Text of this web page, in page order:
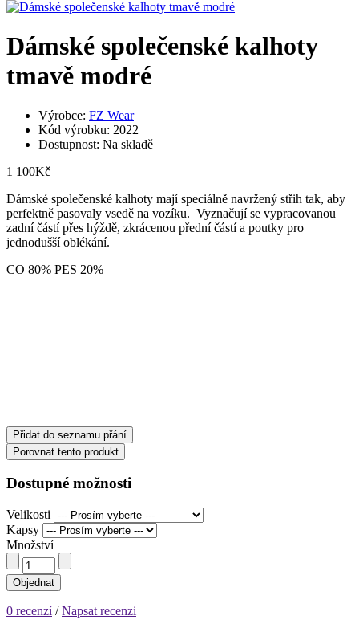
Dámské společenské kalhoty
tmavě modré
Výrobce: FZ Wear
Kód výrobku: 2022
Dostupnost: Na skladě
1 100Kč
Dámské společenské kalhoty mají speciálně navržený střih tak, aby
perfektně pasovaly vsedě na vozíku. Vyznačují se vypracovanou
zadní částí přes hýždě, zkrácenou přední částí a poutky pro
jednodušší oblékání.
CO 80% PES 20%
Přidat do seznamu přání
Porovnat tento produkt
Dostupné možnosti
Velikosti
Kapsy
Množství
Objednat
0 recenzí/Napsat recenzi